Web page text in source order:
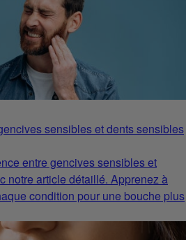
sensibles et dents sensibles
entre gencives sensibles et
notre article détaillé. Apprenez à
condition pour une bouche plus